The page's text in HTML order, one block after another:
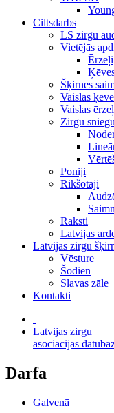
Ciltsdarbs
LS zirgu
Vietējās
Ērzeļi
Šķirnes
Vaislas
Vaislas
Zirgu
Poniji
Rikšotāji
Raksti
Latvijas
Latvijas zirgu
Vēsture
Šodien
Slavas zāle
Kontakti
Latvijas zirgu
asociācijas
Darfa
Galvenā